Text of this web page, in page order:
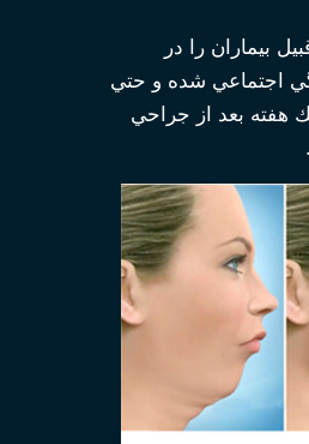
بيماران را در
اجتماعي شده و حتي
صورت ايجاد مي شود كه كاملاَ‌ طبيعي ست.اين 4-3 روز الي يك هفته بعد از جراحي